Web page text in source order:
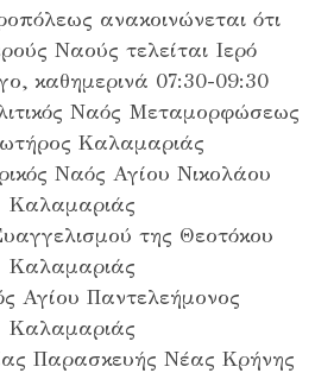
ανακοινώνεται ότι
Ναούς τελείται Ιερό
καθημερινά 07:30-09:30
Ναός Μεταμορφώσεως
Καλαμαριάς
Ναός Αγίου Νικολάου
Καλαμαριάς
της Θεοτόκου
Καλαμαριάς
Αγίου Παντελεήμονος
Καλαμαριάς
Παρασκευής Νέας Κρήνης